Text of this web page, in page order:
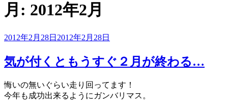
月: 2012年2月
投
日:
2012年2月28日 2012年2月28日
気が付くともうすぐ２月が終わる…
悔いの無いぐらい走り回ってます！
今年も成功出来るようにガンバリマス。